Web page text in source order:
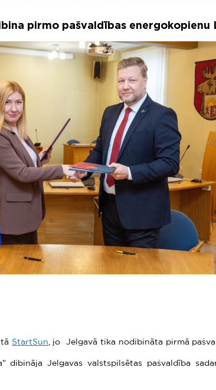
pirmo pašvaldības energokopienu
StartSun, jo Jelgavā tika nodibināta pirmā
dibināja Jelgavas valstspilsētas pašvaldība